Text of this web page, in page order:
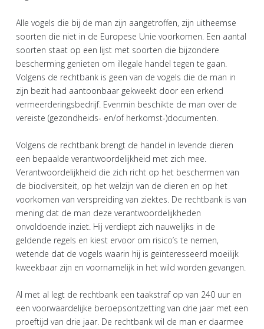
Alle vogels die bij de man zijn aangetroffen, zijn uitheemse
soorten die niet in de Europese Unie voorkomen. Een aantal
soorten staat op een lijst met soorten die bijzondere
bescherming genieten om illegale handel tegen te gaan.
Volgens de rechtbank is geen van de vogels die de man in
zijn bezit had aantoonbaar gekweekt door een erkend
vermeerderingsbedrijf. Evenmin beschikte de man over de
vereiste (gezondheids- en/of herkomst-)documenten.
Volgens de rechtbank brengt de handel in levende dieren
een bepaalde verantwoordelijkheid met zich mee.
Verantwoordelijkheid die zich richt op het beschermen van
de biodiversiteit, op het welzijn van de dieren en op het
voorkomen van verspreiding van ziektes. De rechtbank is van
mening dat de man deze verantwoordelijkheden
onvoldoende inziet. Hij verdiept zich nauwelijks in de
geldende regels en kiest ervoor om risico’s te nemen,
wetende dat de vogels waarin hij is geïnteresseerd moeilijk
kweekbaar zijn en voornamelijk in het wild worden gevangen.
Al met al legt de rechtbank een taakstraf op van 240 uur en
een voorwaardelijke beroepsontzetting van drie jaar met een
proeftijd van drie jaar. De rechtbank wil de man er daarmee